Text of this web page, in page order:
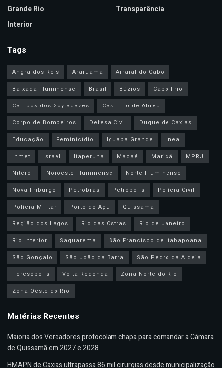
Grande Rio
Interior
Transparência
Tags
Angra dos Reis Araruama
Arraial do Cabo
Baixada Fluminense
Brasil Búzios
Cabo Frio
Campos dos Goytacazes
Casimiro de Abreu
Corpo de Bombeiros
Defesa Civil
Duque de Caxias
Educação
Feminicídio Iguaba Grande
Inea
Inmet
Israel Itaperuna Macaé Maricá
MPRJ
Niterói
Noroeste Fluminense
Norte Fluminense
Nova Friburgo
Petrobras Petrópolis
Polícia Civil
Polícia Militar
Porto do Açu
Quissamã
Região dos Lagos
Rio das Ostras
Rio de Janeiro
Rio Interior
Saquarema
São Francisco de Itabapoana
São Gonçalo
São João da Barra
São Pedro da Aldeia
Teresópolis
Volta Redonda
Zona Norte do Rio
Zona Oeste do Rio
Matérias Recentes
Maioria dos Vereadores protocolam chapa para comandar a Câmara
de Quissamã em 2027 e 2028
HMAPN de Caxias ultrapassa 86 mil cirurgias desde municipalização